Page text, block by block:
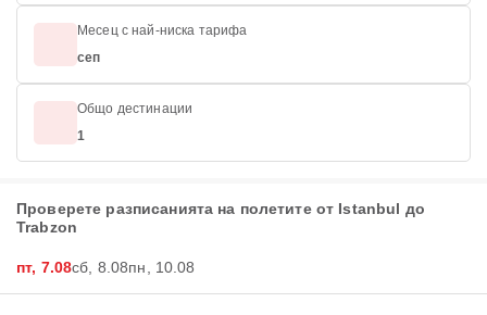
Месец с най-ниска тарифа
сеп
Общо дестинации
1
Проверете разписанията на полетите от Istanbul до
Trabzon
пт, 7.08сб, 8.08пн, 10.08